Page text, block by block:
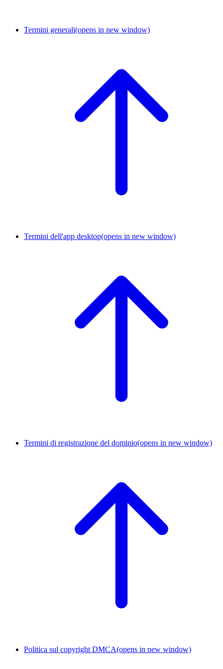
Termini generali(opens in new window)
Termini dell'app desktop(opens in new window)
Termini di registrazione del dominio(opens in new window)
Politica sul copyright DMCA(opens in new window)